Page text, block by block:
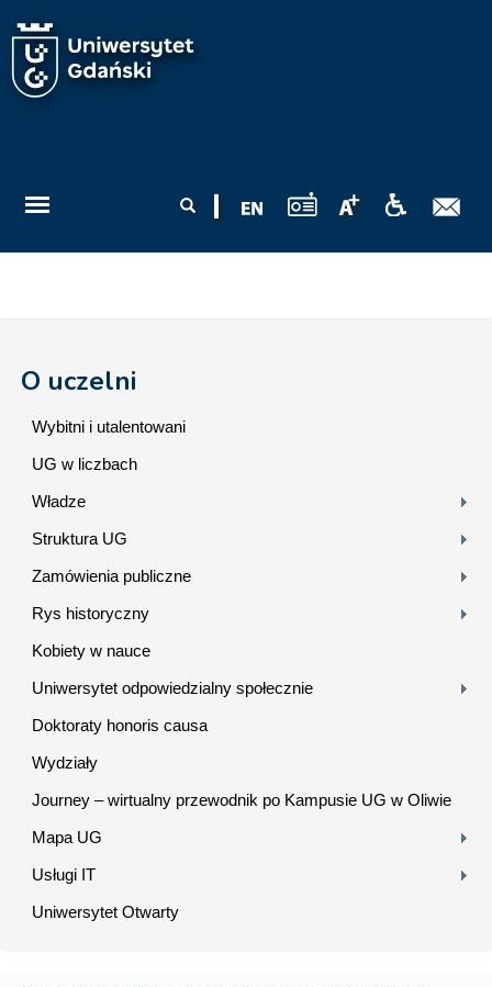
wyszukiwania
O uczelni
Wybitni i utalentowani
UG w liczbach
Władze
Struktura UG
Zamówienia publiczne
Rys historyczny
Kobiety w nauce
Uniwersytet odpowiedzialny społecznie
Doktoraty honoris causa
Wydziały
Journey – wirtualny przewodnik po Kampusie UG w Oliwie
Mapa UG
Usługi IT
Uniwersytet Otwarty